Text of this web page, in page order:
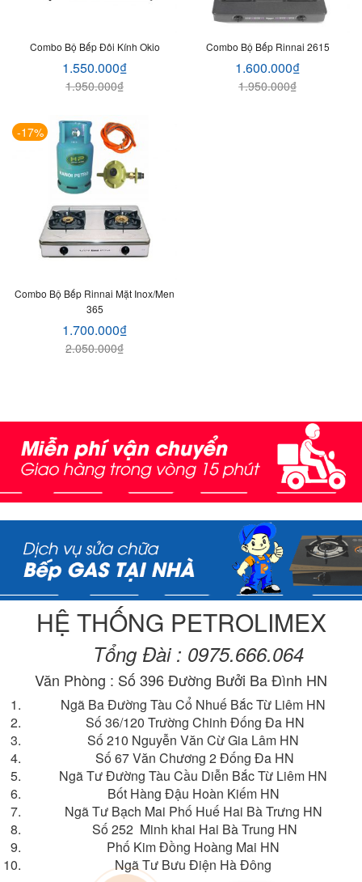
Combo Bộ Bếp Đôi Kính Okio
1.950.000₫
1.550.000₫
Combo Bộ Bếp Rinnai 2615
1.950.000₫
1.600.000₫
-17%
Combo Bộ Bếp Rinnai Mặt Inox/men
365
2.050.000₫
1.700.000₫
HỆ THỐNG PETROLIMEX
Tổng Đài : 0975.666.064
Văn Phòng : Số 396 Đường Bưởi Ba Đình HN
Ngã Ba Đường Tàu Cổ Nhuế Bắc Từ Liêm HN
Số 36/120 Trường Chinh Đống Đa HN
Số 210 Nguyễn Văn Cừ Gia Lâm HN
Số 67 Văn Chương 2 Đống Đa HN
Ngã Tư Đường Tàu Cầu Diễn Bắc Từ Liêm HN
Bốt Hàng Đậu Hoàn Kiếm HN
Ngã Tư Bạch Mai Phố Huế Hai Bà Trưng HN
Số 252 Minh khai Hai Bà Trung HN
Phố Kim Đồng Hoàng Mai HN
Ngã Tư Bưu Điện Hà Đông